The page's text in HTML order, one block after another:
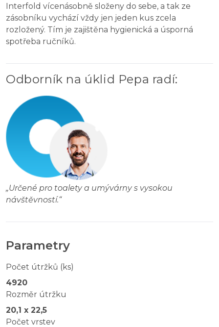
Interfold vícenásobně složeny do sebe, a tak ze
zásobníku vychází vždy jen jeden kus zcela
rozložený. Tím je zajištěna hygienická a úsporná
spotřeba ručníků.
Odborník na úklid Pepa radí:
„Určené pro toalety a umývárny s vysokou
návštěvností.“
Parametry
Počet útržků (ks)
4920
Rozměr útržku
20,1 x 22,5
Počet vrstev